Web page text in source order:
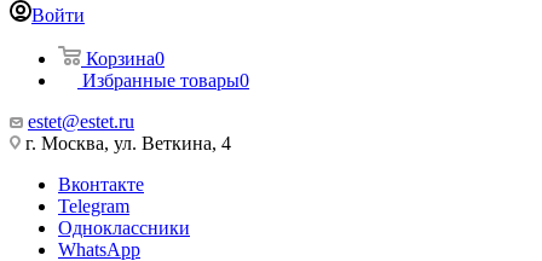
Войти
Корзина0
Избранные товары0
estet@estet.ru
г. Москва, ул. Веткина, 4
Вконтакте
Telegram
Одноклассники
WhatsApp